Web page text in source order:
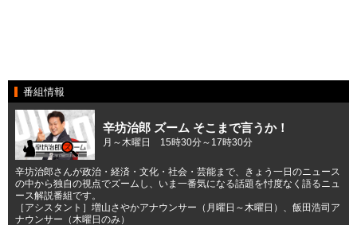
番組情報
辛坊治郎 ズーム そこまで言うか！
月～木曜日 15時30分～17時30分
辛坊治郎さんが政治・経済・文化・社会・芸能まで、きょう一日のニュース
の中から独自の視点でズームし、いま一番気になる話題を忖度なく語るニュ
ース解説番組です。
［アシスタント］増山さやかアナウンサー（月曜日～木曜日）、飯田浩司ア
ナウンサー（木曜日のみ）